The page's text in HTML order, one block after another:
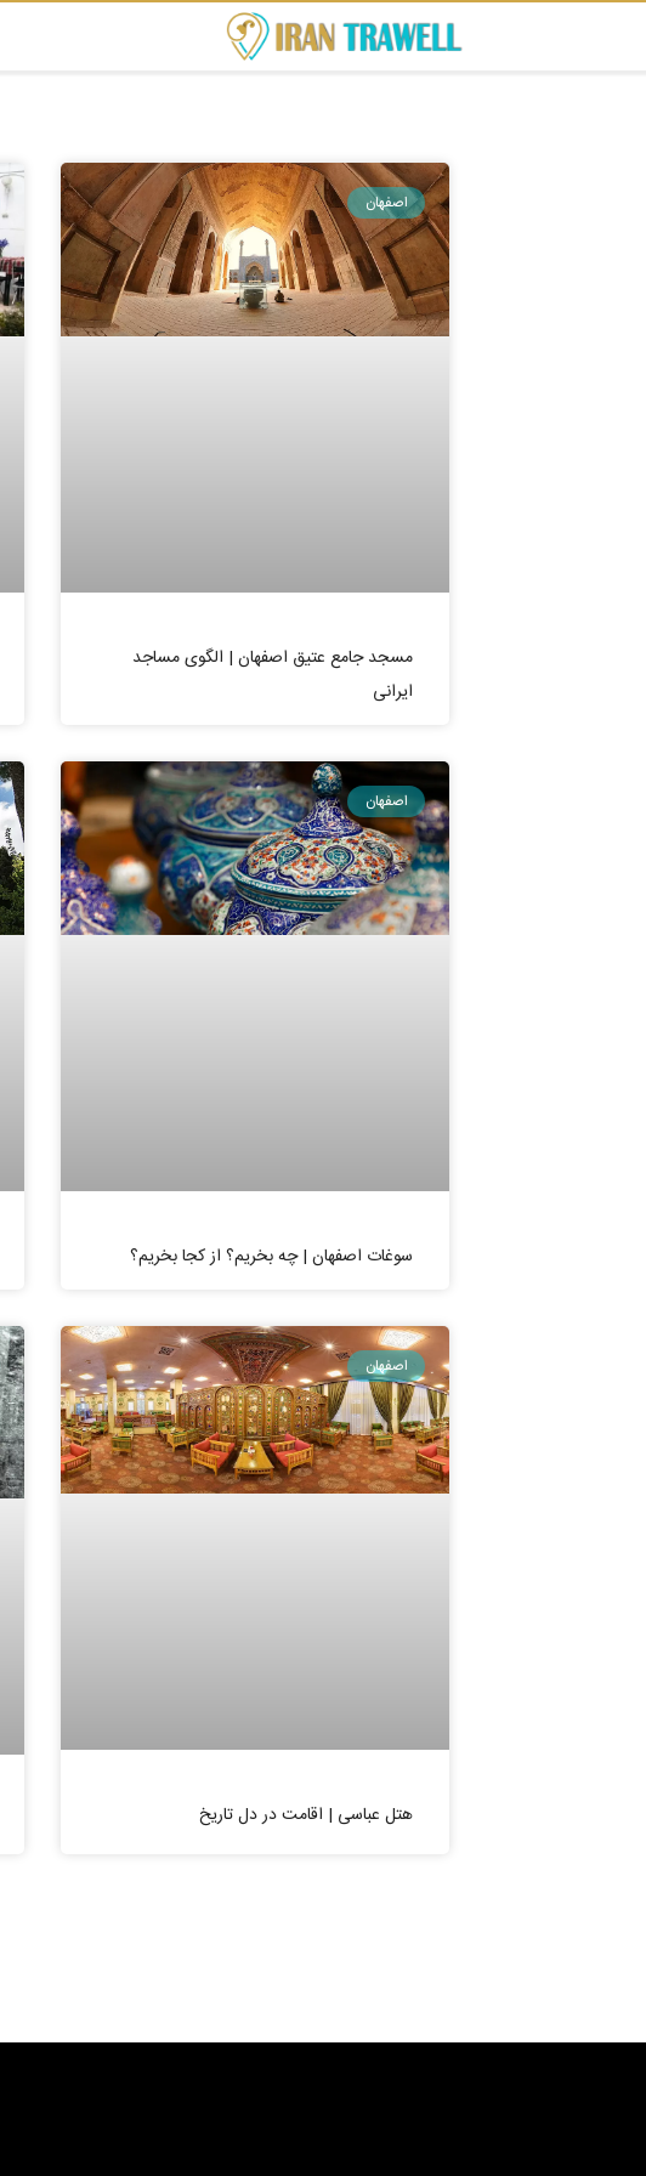
اصفهان
مسجد جامع عتیق اصفهان | الگوی مساجد
ایرانی
اصفهان
سوغات اصفهان | چه بخریم؟ از کجا بخریم؟
اصفهان
هتل عباسی | اقامت در دل تاریخ